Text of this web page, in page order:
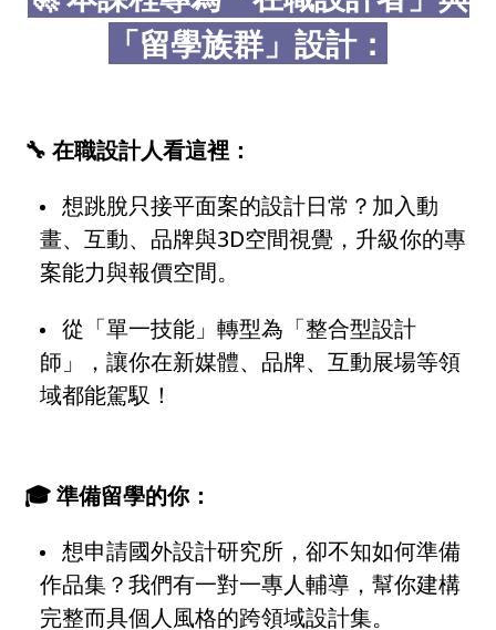
「留學族群」設計：
🔧 在職設計人看這裡：
想跳脫只接平面案的設計日常？加入動
畫、互動、品牌與3D空間視覺，升級你的專
案能力與報價空間。
從「單一技能」轉型為「整合型設計
師」，讓你在新媒體、品牌、互動展場等領
域都能駕馭！
🎓 準備留學的你：
想申請國外設計研究所，卻不知如何準備
作品集？我們有一對一專人輔導，幫你建構
完整而具個人風格的跨領域設計集。